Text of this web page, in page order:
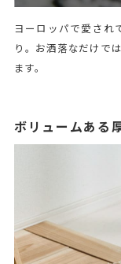
ヨーロッパで愛され
り。お洒落なだけで
ます。
ボリュームある